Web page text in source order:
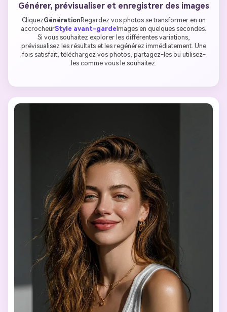
Générer, prévisualiser et enregistrer des images
CliquezGénérationRegardez vos photos se transformer en un
accrocheurStyle avant-gardeImages en quelques secondes.
Si vous souhaitez explorer les différentes variations,
prévisualisez les résultats et les regénérez immédiatement. Une
fois satisfait, téléchargez vos photos, partagez-les ou utilisez-
les comme vous le souhaitez.